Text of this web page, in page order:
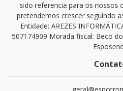
sido referencia para os nossos
pretendemos crescer seguindo
Entidade: AREZES
507174909 Morada fiscal: Beco